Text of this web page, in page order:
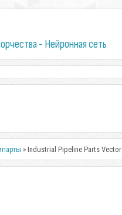
- Нейронная сеть
» Industrial Pipeline Parts Vector